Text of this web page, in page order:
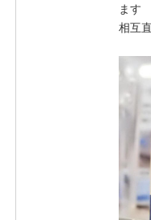
ます
相互